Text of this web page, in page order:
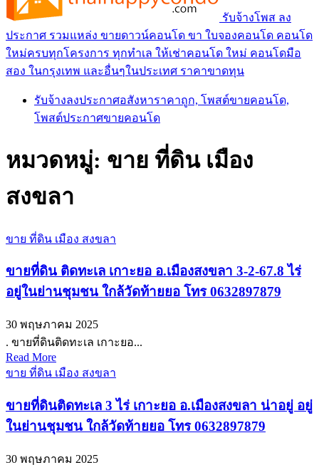
รับจ้างโพส ลง
ประกาศ รวมแหล่ง ขายดาวน์คอนโด ขา ใบจองคอนโด คอนโด
ใหม่ครบทุกโครงการ ทุกทำเล ให้เช่าคอนโด ใหม่ คอนโดมือ
สอง ในกรุงเทพ และอื่นๆในประเทศ ราคาขาดทุน
รับจ้างลงประกาศอสังหาราคาถูก, โพสต์ขายคอนโด,
โพสต์ประกาศขายคอนโด
หมวดหมู่: ขาย ที่ดิน เมือง
สงขลา
ขาย ที่ดิน เมือง สงขลา
ขายที่ดิน ติดทะเล เกาะยอ อ.เมืองสงขลา 3-2-67.8 ไร่
อยู่ในย่านชุมชน ใกล้วัดท้ายยอ โทร 0632897879
30 พฤษภาคม 2025
. ขายที่ดินติดทะเล เกาะยอ...
Read More
ขาย ที่ดิน เมือง สงขลา
ขายที่ดินติดทะเล 3 ไร่ เกาะยอ อ.เมืองสงขลา น่าอยู่ อยู่
ในย่านชุมชน ใกล้วัดท้ายยอ โทร 0632897879
30 พฤษภาคม 2025